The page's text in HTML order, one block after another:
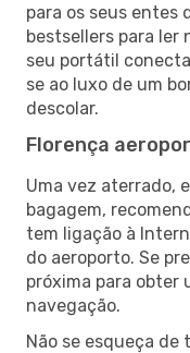
para os seus entes
bestsellers para ler
seu portátil
se ao luxo de um
descolar.
Florença
Uma vez aterrado,
bagagem,
tem ligação à
do aeroporto. Se
próxima para obter
navegação.
Não se esqueça de